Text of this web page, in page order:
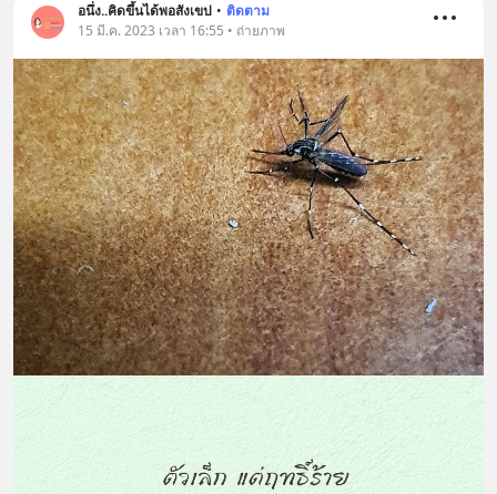
อนึ่ง..คิดขึ้นได้พอสังเขป • ติดตาม
15 มี.ค. 2023 เวลา 16:55 • ถ่ายภาพ